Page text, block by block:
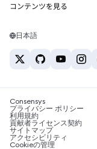
Web3サービス
サポート
キャリア
お問い合わせ
Tetherの価格
USDT→INR
BTC→INR
ETH→USDT
ETHの購入
USDTの購入
SHIBの購入
BNBの購入
コンテンツを見る
Solanaウォレット
税制関連ニュース
暗号資産の購入方法は？
ビットコインを売るには？
日本語
Consensys
プライバシー ポリシー
利用規約
貢献者ライセンス契約
サイトマップ
アクセシビリティ
Cookieの管理